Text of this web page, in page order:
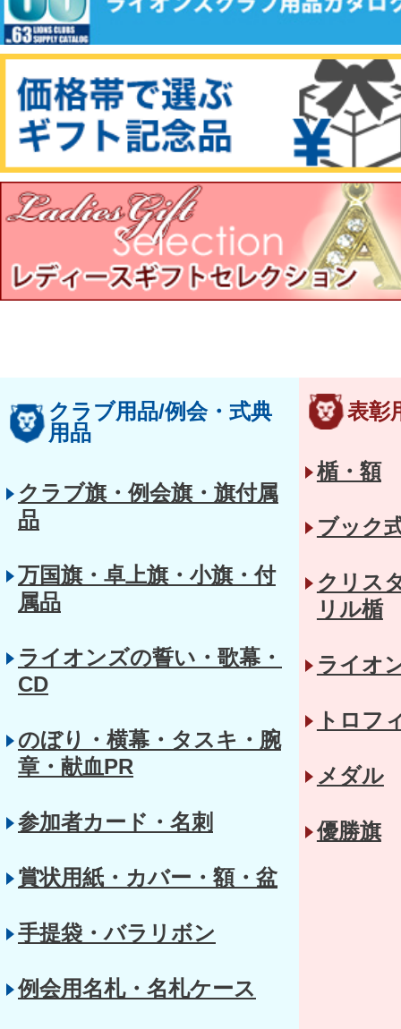
クラブ用品/例会・式典
用品
クラブ旗・例会旗・旗付属
品
万国旗・卓上旗・小旗・付
属品
ライオンズの誓い・歌幕・
CD
のぼり・横幕・タスキ・腕
章・献血PR
参加者カード・名刺
賞状用紙・カバー・額・盆
手提袋・バラリボン
例会用名札・名札ケース
表彰
楯・額
ブック
クリス
リル楯
ライオ
トロフ
メダル
優勝旗